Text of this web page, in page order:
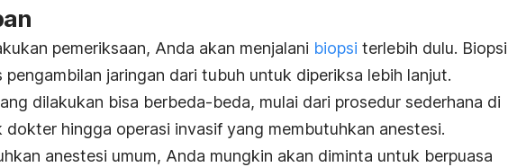
pemeriksaan, Anda akan menjalani biopsi terlebih dulu. Biopsi
pengambilan jaringan dari tubuh untuk diperiksa lebih lanjut.
dilakukan bisa berbeda-beda, mulai dari prosedur sederhana di
dokter hingga operasi invasif yang membutuhkan anestesi.
anestesi umum, Anda mungkin akan diminta untuk berpuasa